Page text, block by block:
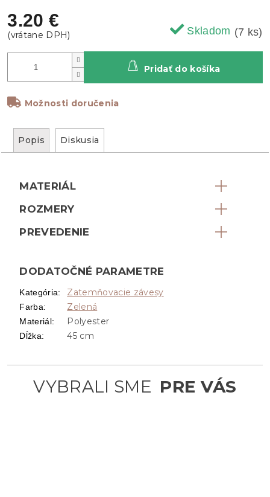
3.20 €
Skladom (7 ks)
Možnosti doručenia
Pridať do košíka
Popis Diskusia
MATERIÁL
ROZMERY
PREVEDENIE
DODATOČNÉ PARAMETRE
Kategória: Zatemňovacie závesy
Farba: Zelená
Materiál: Polyester
Dĺžka: 45 cm